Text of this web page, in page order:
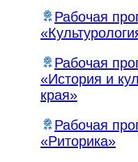
Рабочая
Рабочая
«История и
края»
Рабочая
«Риторика»